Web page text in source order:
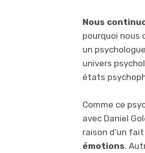
Nous
pourquoi nous
un
univers
états
Comme ce
avec Daniel
raison d’un
émotions.